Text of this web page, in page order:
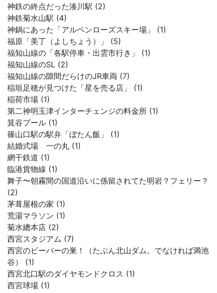
神鉄の終点だった湊川駅 (2)
神鉄菊水山駅 (4)
神鍋にあった「アルペンローズスキー場」 (1)
福原「美丁（よしちょう）」 (5)
福知山線の「各駅停車・出雲市行き」 (1)
福知山線のSL (2)
福知山線の隙間だらけのJR車両 (7)
稲垣足穂が見つけた「星を売る店」 (1)
稲荷市場 (1)
第二神明玉津インターチェンジの料金所 (1)
箕谷プール (1)
篠山口駅の駅弁「ぼたん飯」 (1)
結婚式場 一の丸 (1)
網干鉄道 (1)
臨港貨物線 (1)
舞子〜朝霧間の国道沿いに係留されてた明岩？フェリー？
(2)
茅葺屋根の家 (1)
荒湯マラソン (1)
菊水總本店 (2)
西宮スタジアム (7)
西宮のビーバーの巣！（たぶん北山ダム。でなければ満池
谷） (1)
西宮北口駅のダイヤモンドクロス (1)
西宮球場 (1)